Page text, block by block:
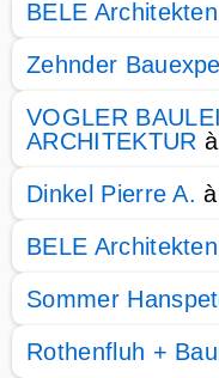
BELE Architekten
Zehnder
VOGLER
ARCHITEKTUR
Dinkel Pierre A.
BELE Architekten
Sommer
Rothenfluh +